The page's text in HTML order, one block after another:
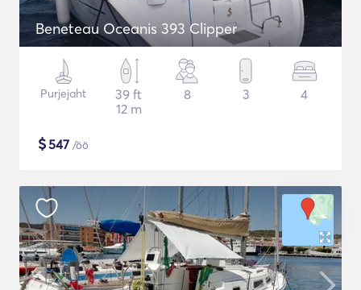
Beneteau Oceanis 393 Clipper
Purjejaht
39 ft
12 m
8 3 4
$547 /öö